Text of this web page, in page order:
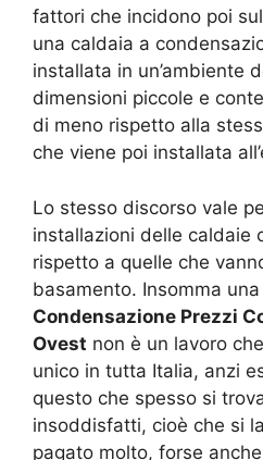
fattori che incidono poi
una caldaia a
installata in un’ambiente
dimensioni piccole e
di meno rispetto alla
che viene poi installata
Lo stesso discorso vale
installazioni delle caldaie
rispetto a quelle che
basamento. Insomma una
Condensazione Prezzi
Ovest non è un lavoro
unico in tutta Italia, anzi
questo che spesso si
insoddisfatti, cioè che si
pagato molto, forse